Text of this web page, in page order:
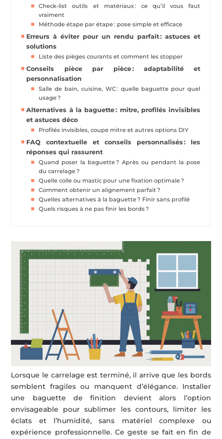
Check-list outils et matériaux : ce qu’il vous faut
vraiment
Méthode étape par étape : pose simple et efficace
Erreurs à éviter pour un rendu parfait : astuces et
solutions
Liste des pièges courants et comment les stopper
Conseils pièce par pièce : adaptabilité et
personnalisation
Salle de bain, cuisine, WC : quelle baguette pour quel
usage ?
Alternatives à la baguette : mitre, profilés invisibles
et astuces déco
Profilés invisibles, coupe mitre et autres options DIY
FAQ contextuelle et conseils personnalisés : les
réponses qui rassurent
Quand poser la baguette ? Après ou pendant la pose
du carrelage ?
Quelle colle ou mastic pour une fixation optimale ?
Comment obtenir un alignement parfait ?
Quelles alternatives à la baguette ? Finir sans profilé
Quels risques à ne pas finir les bords ?
Lorsque le carrelage est terminé, il arrive que les bords
semblent fragiles ou manquent d’élégance. Installer
une baguette de finition devient alors l’option
envisageable pour sublimer les contours, limiter les
éclats et l’humidité, sans matériel complexe ou
expérience professionnelle. Ce geste se fait en fin de